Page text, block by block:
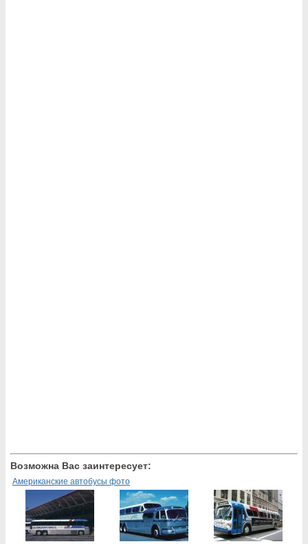
Возможна Вас заинтересует:
Американские автобусы фото